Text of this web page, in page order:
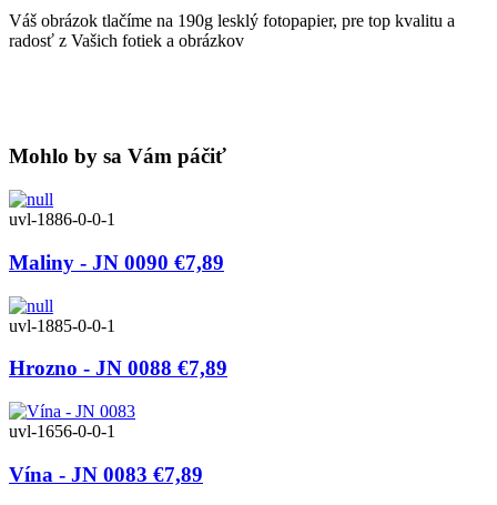
Váš obrázok tlačíme na 190g lesklý fotopapier, pre top kvalitu a
radosť z Vašich fotiek a obrázkov
Mohlo by sa Vám páčiť
uvl-1886-0-0-1
Maliny - JN 0090 €7,89
uvl-1885-0-0-1
Hrozno - JN 0088 €7,89
uvl-1656-0-0-1
Vína - JN 0083 €7,89